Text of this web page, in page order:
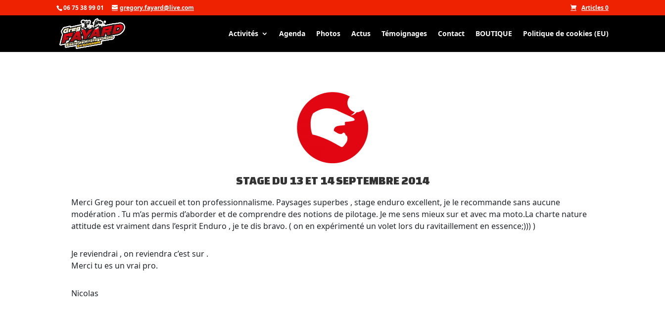
06 75 38 99 01 gregory.fayard@live.com Articles 0
Activités Agenda Photos Actus Témoignages Contact BOUTIQUE Politique de cookies (EU)
STAGE DU 13 ET 14 SEPTEMBRE 2014
Merci Greg pour ton accueil et ton professionnalisme. Paysages superbes , stage enduro excellent, je le recommande sans aucune
modération . Tu m’as permis d’aborder et de comprendre des notions de pilotage. Je me sens mieux sur et avec ma moto.La charte nature
attitude est vraiment dans l’esprit Enduro , je te dis bravo. ( on en expérimenté un volet lors du ravitaillement en essence;))) )
Je reviendrai , on reviendra c’est sur .
Merci tu es un vrai pro.
Nicolas